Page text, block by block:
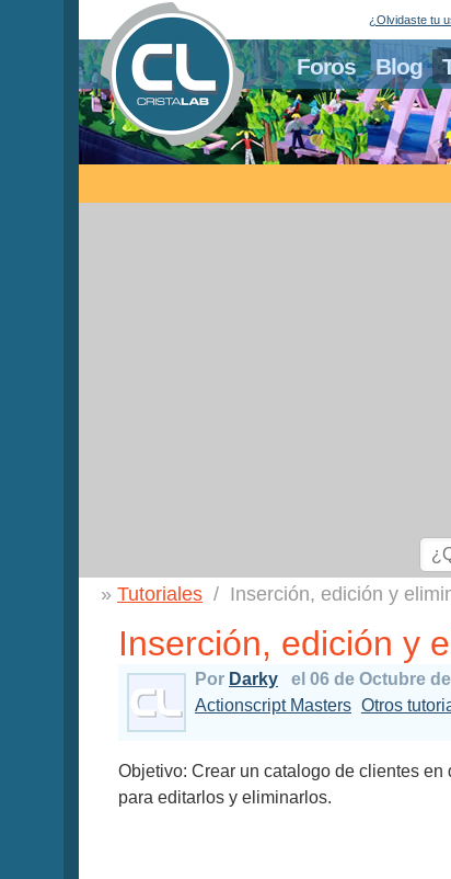
Foros Blog
¿Olvidaste tu
Tutoriales Inserción, edición y
Inserción, edición y
Por Darky el 06 de Octubre
Actionscript Masters Otros
Objetivo: Crear un catalogo de clientes
para editarlos y eliminarlos.